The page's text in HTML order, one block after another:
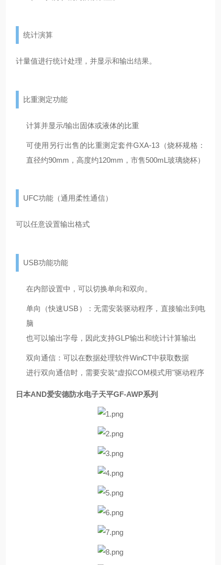
统计演算
计量值进行统计处理，并显示和输出结果。
比重测定功能
计算并显示/输出固体或液体的比重
可使用另行出售的比重测定套件GXA-13（烧杯规格：
直径约90mm，高度约120mm，市售500mL玻璃烧杯）
UFC功能（通用柔性通信）
可以任意设置输出格式
USB功能功能
在内部设置中，可以切换单向和双向。
单向（快速USB）：无需安装驱动程序，直接输出到电
脑
也可以输出字母，因此支持GLP输出和统计计算输出
双向通信：可以在数据处理软件WinCT中获取数据
进行双向通信时，需要安装“虚拟COM模式用"驱动程序
日本AND爱安德防水电子天平GF-AWP系列